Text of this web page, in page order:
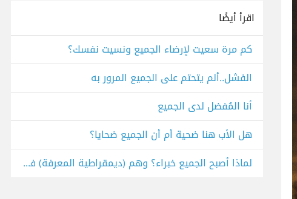
اقرأ أيضًا
كم مرة سعيت لإرضاء الجميع ونسيت نفسك؟
الفشل..ألم يتحتم على الجميع المرور به
أنا المُفضل لدى الجميع
هل الأب هنا ضحية أم أن الجميع ضحايا؟
لماذا أصبح الجميع خبراء؟ وهم (ديمقراطية المعرفة) في عصر الخوارزميات